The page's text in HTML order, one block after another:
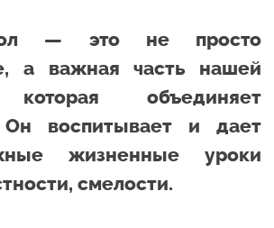
— это не просто
а важная часть нашей
которая объединяет
Он воспитывает и дает
жизненные уроки
смелости.